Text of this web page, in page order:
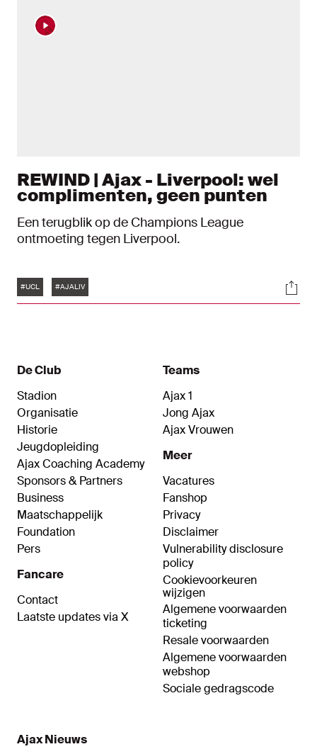
REWIND | Ajax - Liverpool: wel
complimenten, geen punten
Een terugblik op de Champions League
ontmoeting tegen Liverpool.
Tags
#UCL #AJALIV
De Club
Stadion
Organisatie
Historie
Jeugdopleiding
Ajax Coaching Academy
Sponsors & Partners
Business
Maatschappelijk
Foundation
Pers
Fancare
Contact
Laatste updates via X
Teams
Ajax 1
Jong Ajax
Ajax Vrouwen
Meer
Vacatures
Fanshop
Privacy
Disclaimer
Vulnerability disclosure
policy
Cookievoorkeuren
wijzigen
Algemene voorwaarden
ticketing
Resale voorwaarden
Algemene voorwaarden
webshop
Sociale gedragscode
Ajax Nieuws